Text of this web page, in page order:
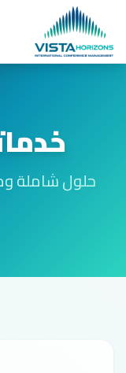
حلول شاملة